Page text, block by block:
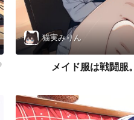
猫実みりん
メイド服は戦闘服。